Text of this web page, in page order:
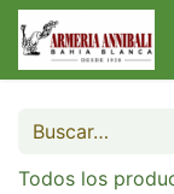
Todos los